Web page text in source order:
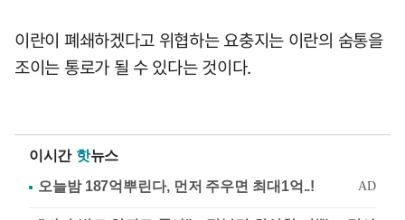
이란이 폐쇄하겠다고 위협하는 요충지는 이란의 숨통을
조이는 통로가 될 수 있다는 것이다.
이시간 핫뉴스